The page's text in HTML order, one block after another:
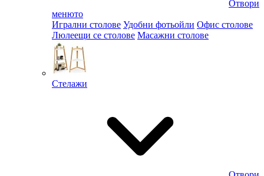
Отвори
менюто
Игрални столове Удобни фотьойли Офис столове
Люлеещи се столове Масажни столове
Стелажи